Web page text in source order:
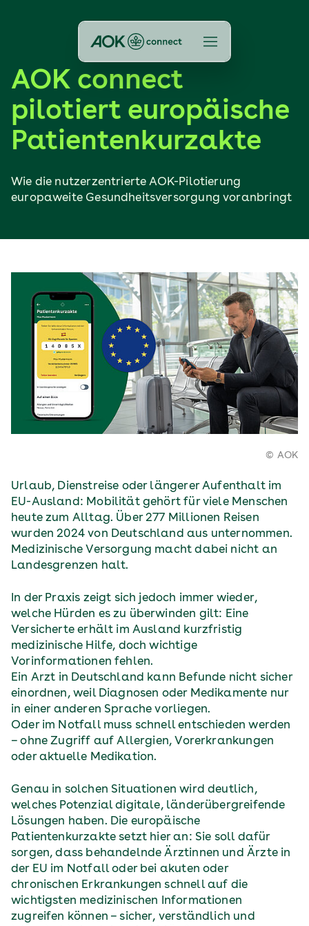
AOK connect
pilotiert europäische
Patientenkurzakte
Wie die nutzerzentrierte AOK-Pilotierung
europaweite Gesundheitsversorgung voranbringt
© AOK
Urlaub, Dienstreise oder längerer Aufenthalt im
EU-Ausland: Mobilität gehört für viele Menschen
heute zum Alltag. Über 277 Millionen Reisen
wurden 2024 von Deutschland aus unternommen.
Medizinische Versorgung macht dabei nicht an
Landesgrenzen halt.
In der Praxis zeigt sich jedoch immer wieder,
welche Hürden es zu überwinden gilt: Eine
Versicherte erhält im Ausland kurzfristig
medizinische Hilfe, doch wichtige
Vorinformationen fehlen.
Ein Arzt in Deutschland kann Befunde nicht sicher
einordnen, weil Diagnosen oder Medikamente nur
in einer anderen Sprache vorliegen.
Oder im Notfall muss schnell entschieden werden
– ohne Zugriff auf Allergien, Vorerkrankungen
oder aktuelle Medikation.
Genau in solchen Situationen wird deutlich,
welches Potenzial digitale, länderübergreifende
Lösungen haben. Die europäische
Patientenkurzakte setzt hier an: Sie soll dafür
sorgen, dass behandelnde Ärztinnen und Ärzte in
der EU im Notfall oder bei akuten oder
chronischen Erkrankungen schnell auf die
wichtigsten medizinischen Informationen
zugreifen können – sicher, verständlich und